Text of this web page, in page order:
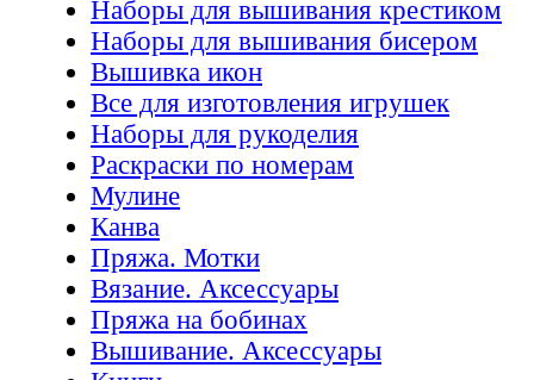
Наборы для вышивания крестиком
Наборы для вышивания бисером
Вышивка икон
Все для изготовления игрушек
Наборы для рукоделия
Раскраски по номерам
Мулине
Канва
Пряжа. Мотки
Вязание. Аксессуары
Пряжа на бобинах
Вышивание. Аксессуары